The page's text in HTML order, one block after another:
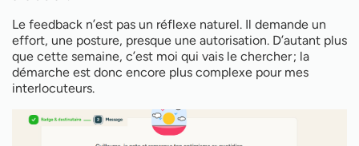
Le feedback n’est pas un réflexe naturel. Il demande un
effort, une posture, presque une autorisation. D’autant plus
que cette semaine, c’est moi qui vais le chercher ; la
démarche est donc encore plus complexe pour mes
interlocuteurs.